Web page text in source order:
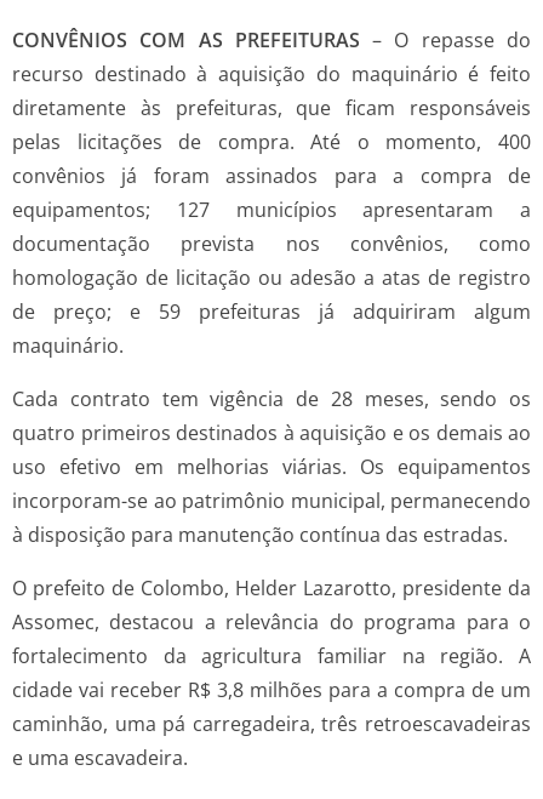
CONVÊNIOS COM AS PREFEITURAS– O repasse do
recurso destinado à aquisição do maquinário é feito
diretamente às prefeituras, que ficam responsáveis
pelas licitações de compra. Até o momento, 400
convênios já foram assinados para a compra de
equipamentos; 127 municípios apresentaram a
documentação prevista nos convênios, como
homologação de licitação ou adesão a atas de registro
de preço; e 59 prefeituras já adquiriram algum
maquinário.
Cada contrato tem vigência de 28 meses, sendo os
quatro primeiros destinados à aquisição e os demais ao
uso efetivo em melhorias viárias. Os equipamentos
incorporam-se ao patrimônio municipal, permanecendo
à disposição para manutenção contínua das estradas.
O prefeito de Colombo, Helder Lazarotto, presidente da
Assomec, destacou a relevância do programa para o
fortalecimento da agricultura familiar na região. A
cidade vai receber R$ 3,8 milhões para a compra de um
caminhão, uma pá carregadeira, três retroescavadeiras
e uma escavadeira.